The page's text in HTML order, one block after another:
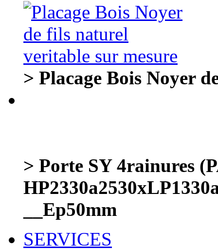
> Placage Bois Noyer
> Porte SY 4rainures
__Ep50mm
SERVICES